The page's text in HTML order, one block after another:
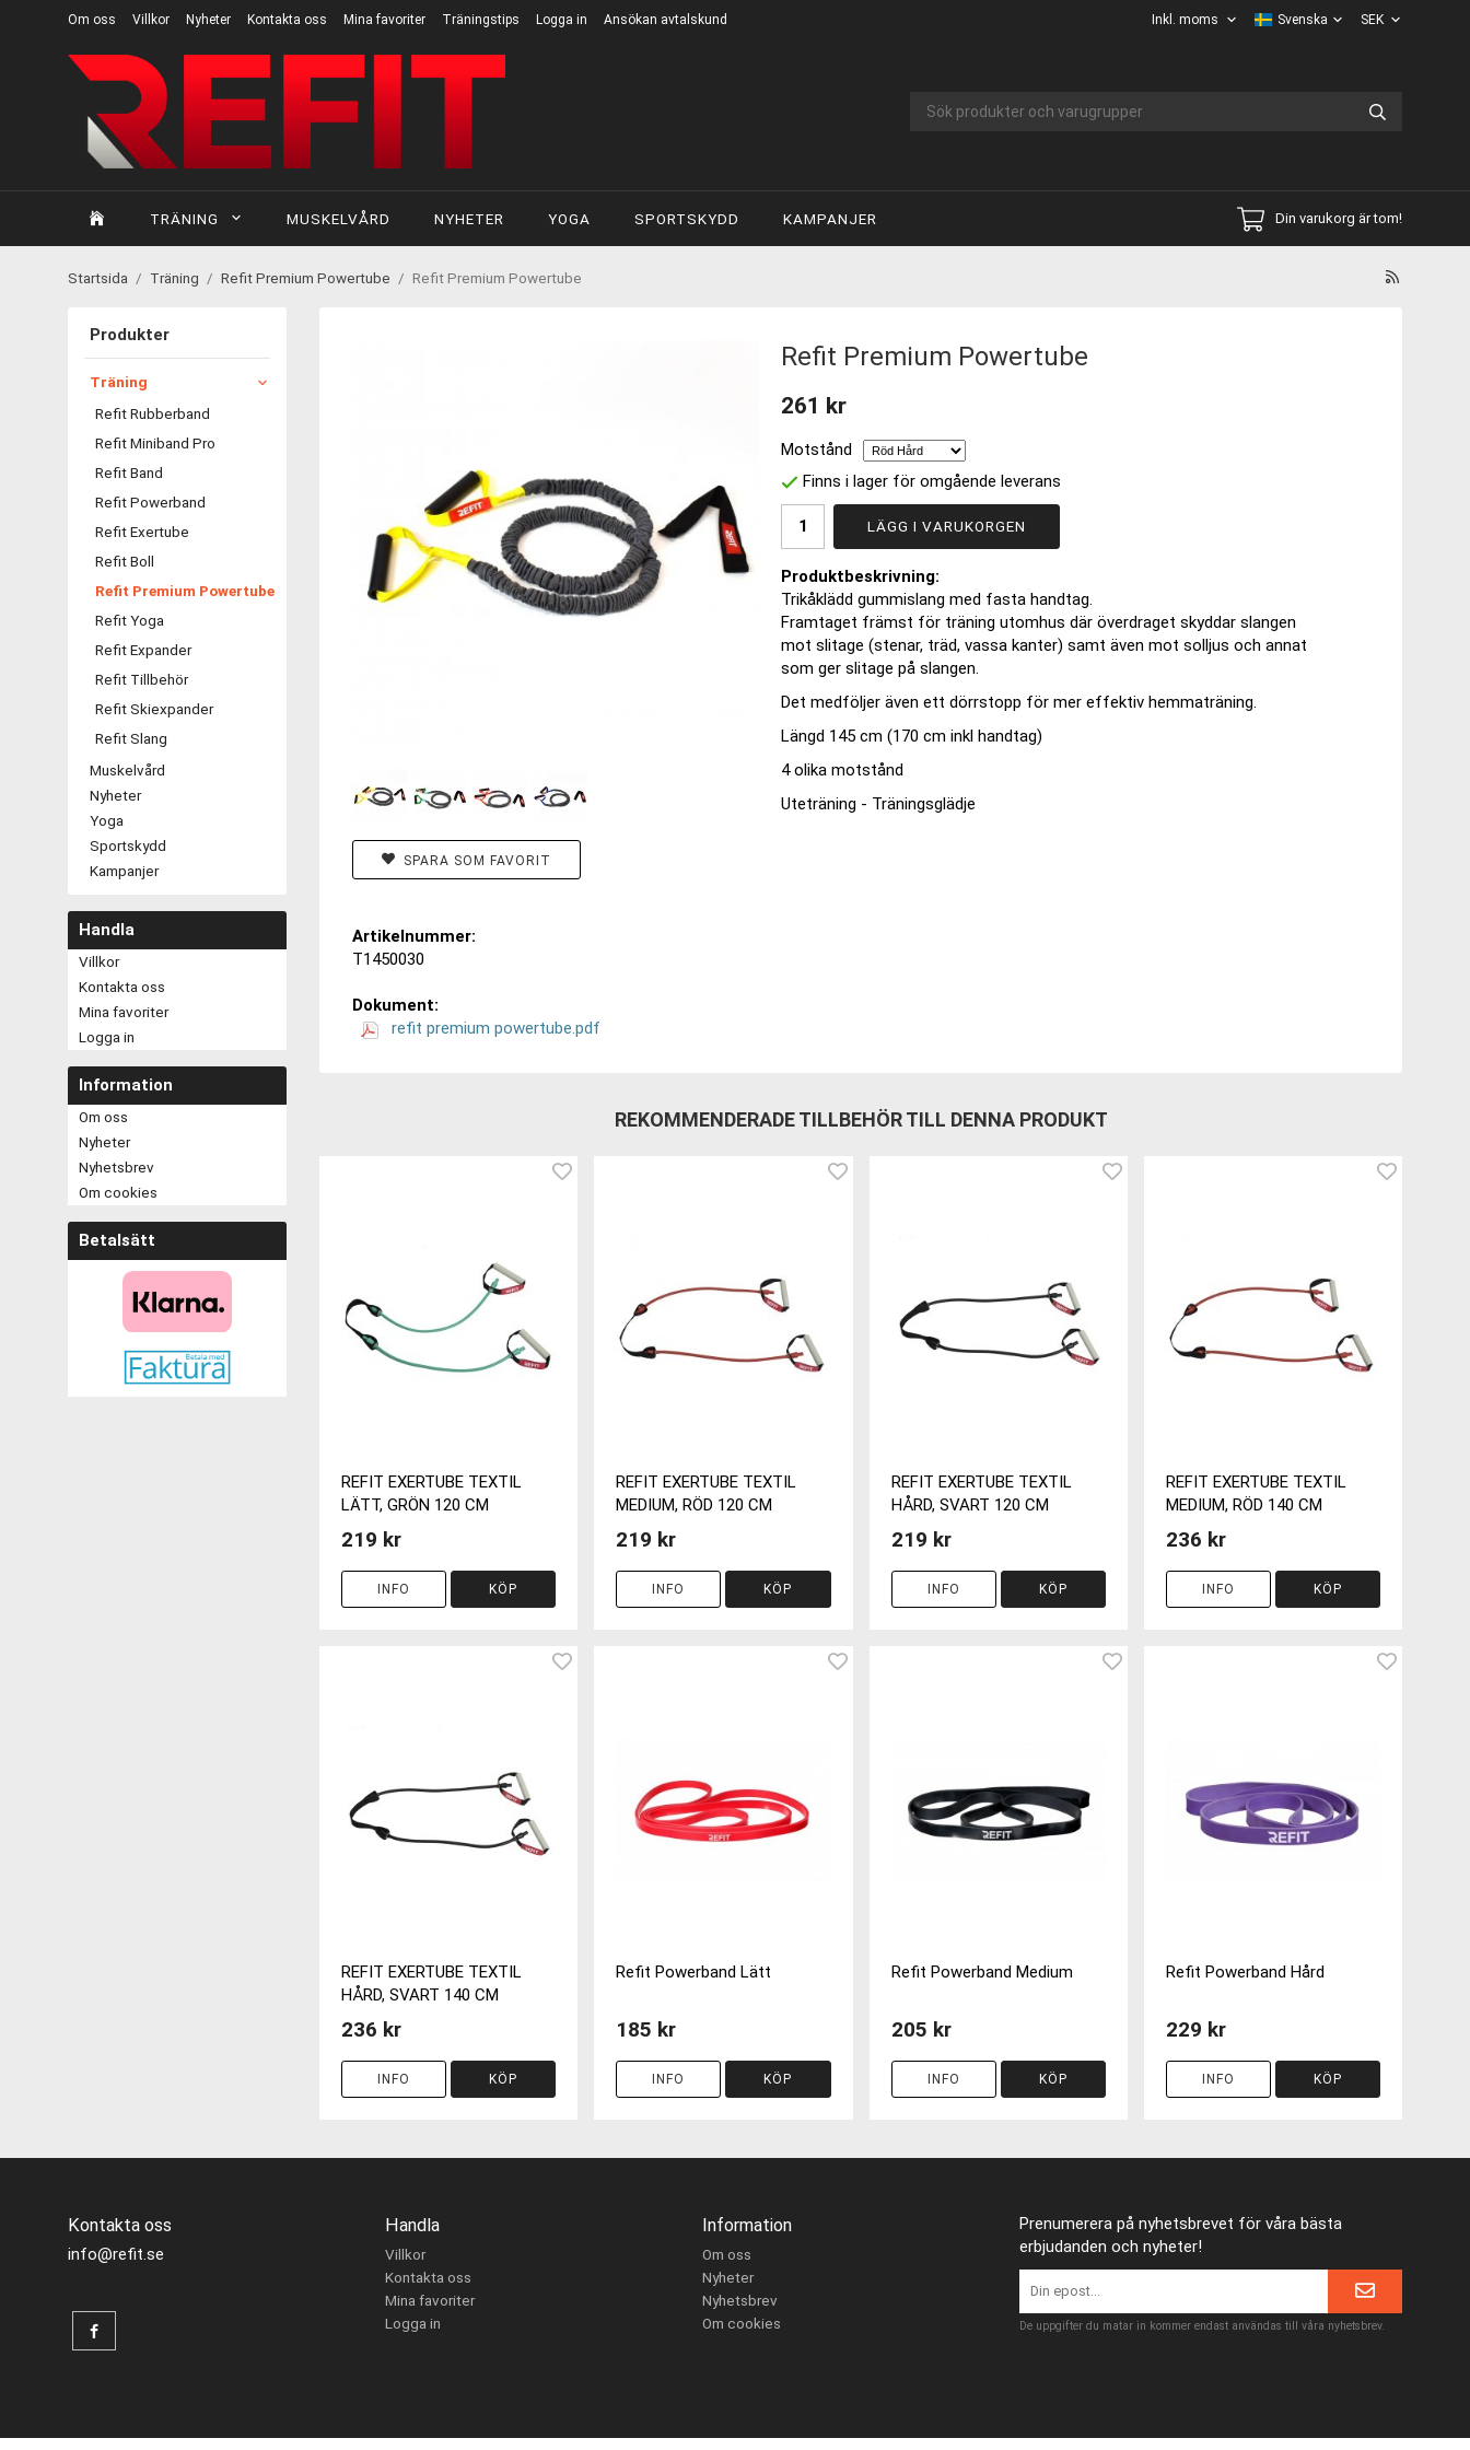
Om oss Villkor Nyheter Kontakta oss Mina favoriter Träningstips Logga in Ansökan avtalskund
TRÄNING MUSKELVÅRD NYHETER YOGA SPORTSKYDD KAMPANJER Din varukorg är tom!
Startsida / Träning / Refit Premium Powertube / Refit Premium Powertube
Produkter
Träning
Refit Rubberband
Refit Miniband Pro
Refit Band
Refit Powerband
Refit Exertube
Refit Boll
Refit Premium Powertube
Refit Yoga
Refit Expander
Refit Tillbehör
Refit Skiexpander
Refit Slang
Muskelvård
Nyheter
Yoga
Sportskydd
Kampanjer
Handla
Villkor
Kontakta oss
Mina favoriter
Logga in
Information
Om oss
Nyheter
Nyhetsbrev
Om cookies
Betalsätt
Refit Premium Powertube
261 kr
Motstånd
Finns i lager för omgående leverans
LÄGG I VARUKORGEN
Produktbeskrivning:
Trikåklädd gummislang med fasta handtag.
Framtaget främst för träning utomhus där överdraget skyddar slangen
mot slitage (stenar, träd, vassa kanter) samt även mot solljus och annat
som ger slitage på slangen.
Det medföljer även ett dörrstopp för mer effektiv hemmaträning.
Längd 145 cm (170 cm inkl handtag)
4 olika motstånd
Uteträning - Träningsglädje
SPARA SOM FAVORIT
Artikelnummer:
T1450030
Dokument:
refit premium powertube.pdf
REKOMMENDERADE TILLBEHÖR TILL DENNA PRODUKT
REFIT EXERTUBE TEXTIL
LÄTT, GRÖN 120 CM
219 kr
INFO KÖP
REFIT EXERTUBE TEXTIL
MEDIUM, RÖD 120 CM
219 kr
INFO KÖP
REFIT EXERTUBE TEXTIL
HÅRD, SVART 120 CM
219 kr
INFO KÖP
REFIT EXERTUBE TEXTIL
MEDIUM, RÖD 140 CM
236 kr
INFO KÖP
REFIT EXERTUBE TEXTIL
HÅRD, SVART 140 CM
236 kr
INFO KÖP
Refit Powerband Lätt
185 kr
INFO KÖP
Refit Powerband Medium
205 kr
INFO KÖP
Refit Powerband Hård
229 kr
INFO KÖP
Kontakta oss
info@refit.se
Handla
Villkor
Kontakta oss
Mina favoriter
Logga in
Information
Om oss
Nyheter
Nyhetsbrev
Om cookies
Prenumerera på nyhetsbrevet för våra bästa
erbjudanden och nyheter!
De uppgifter du matar in kommer endast användas till våra nyhetsbrev.